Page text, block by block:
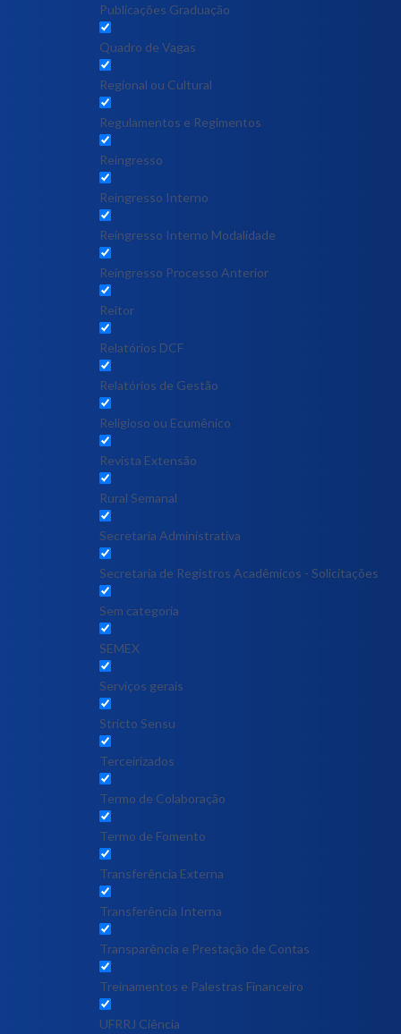
Publicações Graduação
Quadro de Vagas
Regional ou Cultural
Regulamentos e Regimentos
Reingresso
Reingresso Interno
Reingresso Interno Modalidade
Reingresso Processo Anterior
Reitor
Relatórios DCF
Relatórios de Gestão
Religioso ou Ecumênico
Revista Extensão
Rural Semanal
Secretaria Administrativa
Secretaria de Registros Acadêmicos - Solicitações
Sem categoria
SEMEX
Serviços gerais
Stricto Sensu
Terceirizados
Termo de Colaboração
Termo de Fomento
Transferência Externa
Transferência Interna
Transparência e Prestação de Contas
Treinamentos e Palestras Financeiro
UFRRJ Ciência